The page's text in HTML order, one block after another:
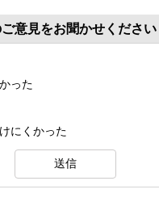
意見をお聞かせください
った
にくかった